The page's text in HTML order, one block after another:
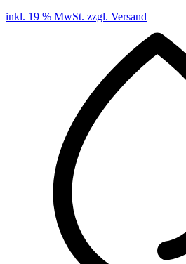
inkl. 19 % MwSt. zzgl. Versand